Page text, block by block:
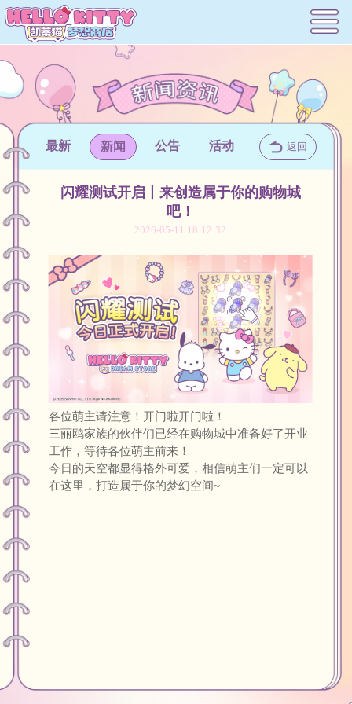
最新 新闻 公告 活动 返回
闪耀测试开启丨来创造属于你的购物城
吧！
2026-05-11 18:12:32
各位萌主请注意！开门啦开门啦！
三丽鸥家族的伙伴们已经在购物城中准备好了开业
工作，等待各位萌主前来！
今日的天空都显得格外可爱，相信萌主们一定可以
在这里，打造属于你的梦幻空间~